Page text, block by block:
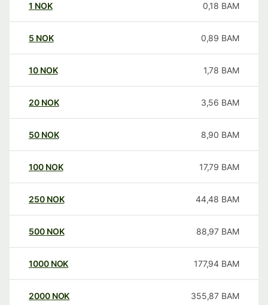
1 NOK 0,18 BAM
5 NOK 0,89 BAM
10 NOK 1,78 BAM
20 NOK 3,56 BAM
50 NOK 8,90 BAM
100 NOK 17,79 BAM
250 NOK 44,48 BAM
500 NOK 88,97 BAM
1000 NOK 177,94 BAM
2000 NOK 355,87 BAM